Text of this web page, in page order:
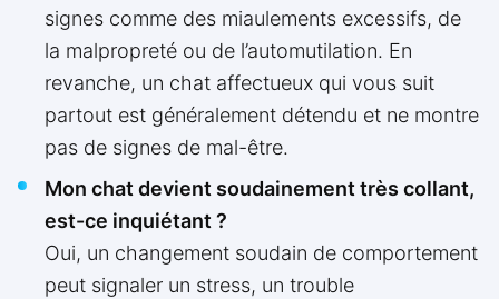
signes comme des miaulements excessifs, de
la malpropreté ou de l’automutilation. En
revanche, un chat affectueux qui vous suit
partout est généralement détendu et ne montre
pas de signes de mal-être.
Mon chat devient soudainement très collant,
est-ce inquiétant ?
Oui, un changement soudain de comportement
peut signaler un stress, un trouble